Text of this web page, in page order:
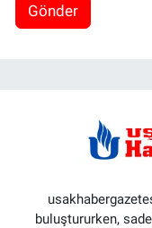
Gönder
buluştururken,